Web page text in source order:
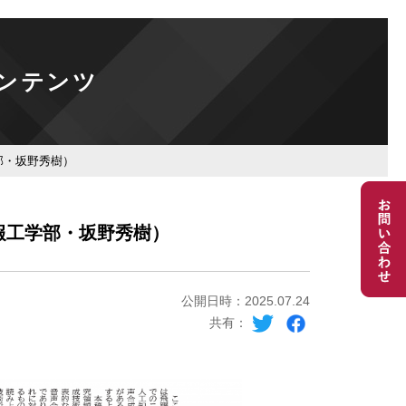
テンツ
坂野秀樹）
学部・坂野秀樹）
公開日時：2025.07.24
共有：